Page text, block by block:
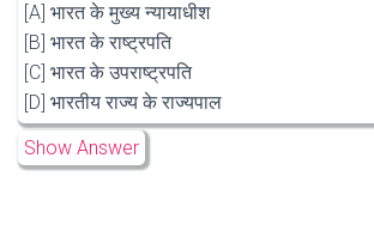
[A] भारत के मुख्य न्यायाधीश
[B] भारत के राष्ट्रपति
[C] भारत के उपराष्ट्रपति
[D] भारतीय राज्य के राज्यपाल
Show Answer